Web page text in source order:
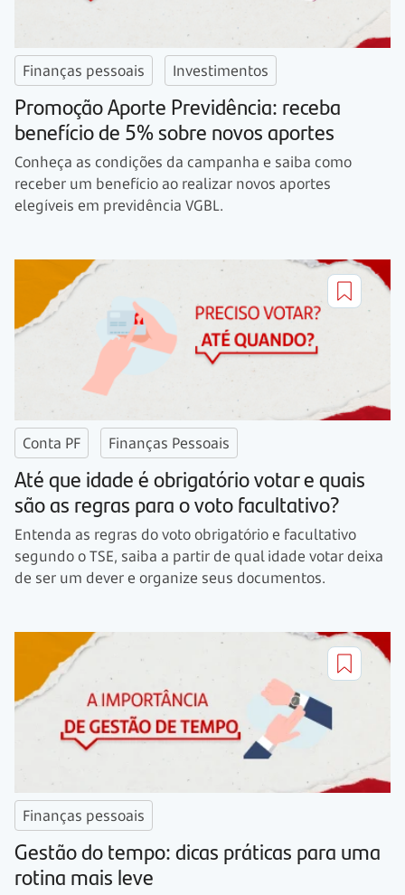
Finanças pessoais Investimentos
Promoção Aporte Previdência: receba
benefício de 5% sobre novos aportes
Conheça as condições da campanha e saiba como
receber um benefício ao realizar novos aportes
elegíveis em previdência VGBL.
Conta PF Finanças Pessoais
Até que idade é obrigatório votar e quais
são as regras para o voto facultativo?
Entenda as regras do voto obrigatório e facultativo
segundo o TSE, saiba a partir de qual idade votar deixa
de ser um dever e organize seus documentos.
Finanças pessoais
Gestão do tempo: dicas práticas para uma
rotina mais leve